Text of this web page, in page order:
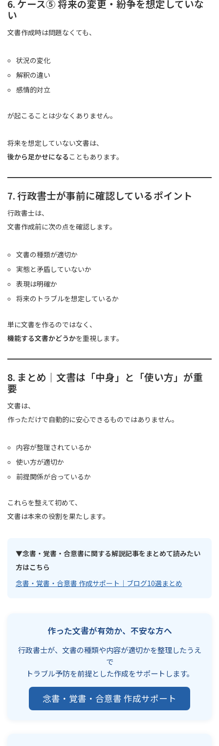
6. ケース⑤ 将来の変更・紛争を想定していな
い
文書作成時は問題なくても、
状況の変化
解釈の違い
感情的対立
が起こることは少なくありません。
将来を想定していない文書は、
後から足かせになる こともあります。
7. 行政書士が事前に確認しているポイント
行政書士は、
文書作成前に次の点を確認します。
文書の種類が適切か
実態と矛盾していないか
表現は明確か
将来のトラブルを想定しているか
単に文書を作るのではなく、
機能する文書かどうかを重視します。
8. まとめ｜文書は「中身」と「使い方」が重
要
文書は、
作っただけで自動的に安心できるものではありません。
内容が整理されているか
使い方が適切か
前提関係が合っているか
これらを整えて初めて、
文書は本来の役割を果たします。
▼念書・覚書・合意書に関する解説記事をまとめて読みたい
方はこちら
念書・覚書・合意書 作成サポート｜ブログ10選まとめ
作った文書が有効か、不安な方へ
行政書士が、文書の種類や内容が適切かを整理したうえ
で
トラブル予防を前提とした作成をサポートします。
念書・覚書・合意書 作成サポート